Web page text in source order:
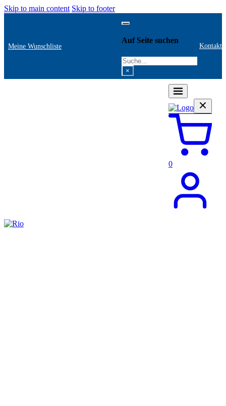
Skip to main content Skip to footer
Meine Wunschliste
Auf Seite suchen
Search
×
Kontakt
0